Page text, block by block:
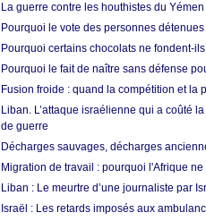
La guerre contre les houthistes du
Pourquoi le vote des personnes
Pourquoi certains chocolats ne fondent-
Pourquoi le fait de naître sans défense
Fusion froide : quand la compétition et la
Liban. L’attaque israélienne qui a coûté
de guerre
Décharges sauvages, décharges
Migration de travail : pourquoi l'Afrique
Liban : Le meurtre d’une journaliste par
Israël : Les retards imposés aux